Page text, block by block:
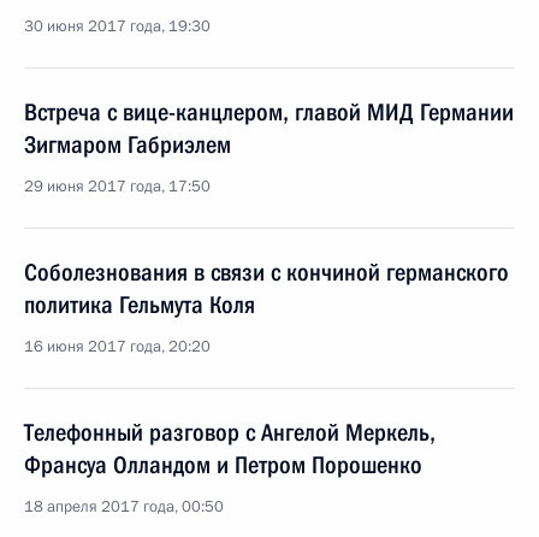
30 июня 2017 года, 19:30
Встреча с вице-канцлером, главой МИД Германии
Зигмаром Габриэлем
29 июня 2017 года, 17:50
Соболезнования в связи с кончиной германского
политика Гельмута Коля
16 июня 2017 года, 20:20
Телефонный разговор с Ангелой Меркель,
Франсуа Олландом и Петром Порошенко
18 апреля 2017 года, 00:50